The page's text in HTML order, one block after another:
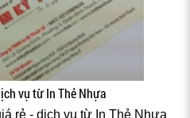
vụ từ In Thẻ Nhựa
rẻ - dịch vụ từ In Thẻ Nhựa